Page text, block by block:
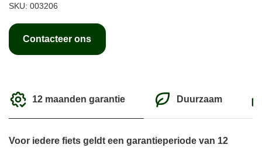
SKU: 003206
Contacteer ons
12 maanden garantie Duurzaam
Voor iedere fiets geldt een garantieperiode van 12